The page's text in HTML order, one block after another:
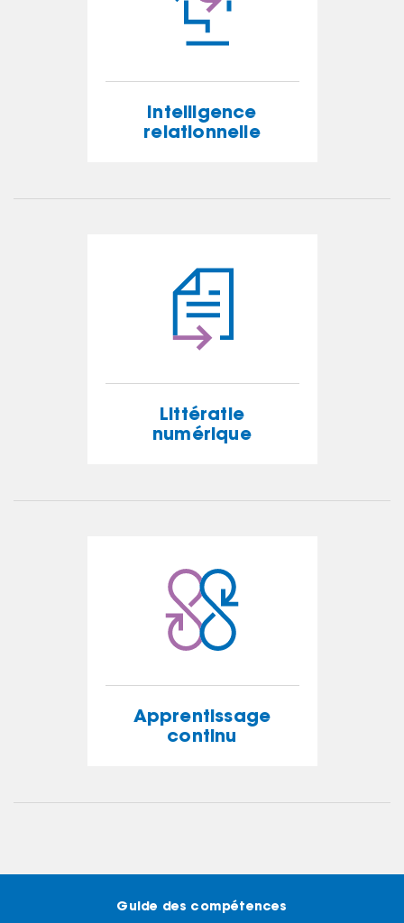
Intelligence
relationnelle
EN SAVOIR PLUS
Littératie
numérique
EN SAVOIR PLUS
Apprentissage
continu
Guide des compétences